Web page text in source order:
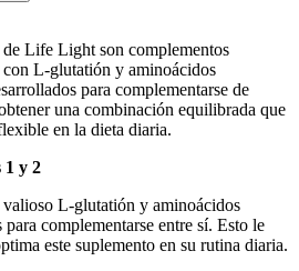
Life Light son complementos
L-glutatión y aminoácidos
para complementarse de
una combinación equilibrada que
en la dieta diaria.
1 y 2
L-glutatión y aminoácidos
complementarse entre sí. Esto le
este suplemento en su rutina diaria.